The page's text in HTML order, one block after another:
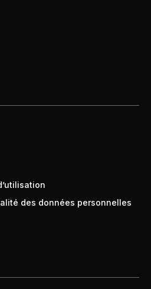
des données personnelles